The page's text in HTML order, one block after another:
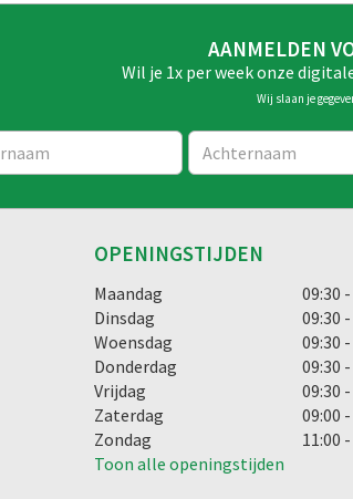
AANMELDEN
Wil je 1x per week onze
Wij slaan je
OPENINGSTIJDEN
Maandag
09:30
Dinsdag
09:30
Woensdag
09:30
Donderdag
09:30
Vrijdag
09:30
Zaterdag
09:00
Zondag
11:00
Toon alle openingstijden